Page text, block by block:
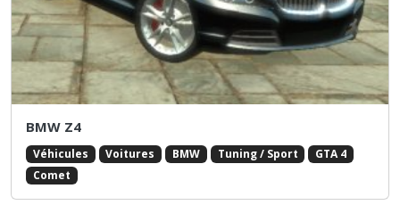
BMW Z4
Véhicules Voitures BMW Tuning / Sport
GTA 4
Comet